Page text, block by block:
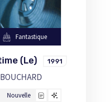
Fantastique
(Le) 1991
Nouvelle